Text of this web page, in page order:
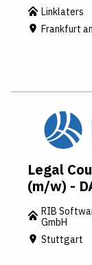
Linklaters
Frankfurt
Legal
(m/w) -
RIB
GmbH
Stuttgart